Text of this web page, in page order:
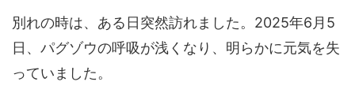
別れの時は、ある日突然訪れました。2025年6月5
日、パグゾウの呼吸が浅くなり、明らかに元気を失
っていました。